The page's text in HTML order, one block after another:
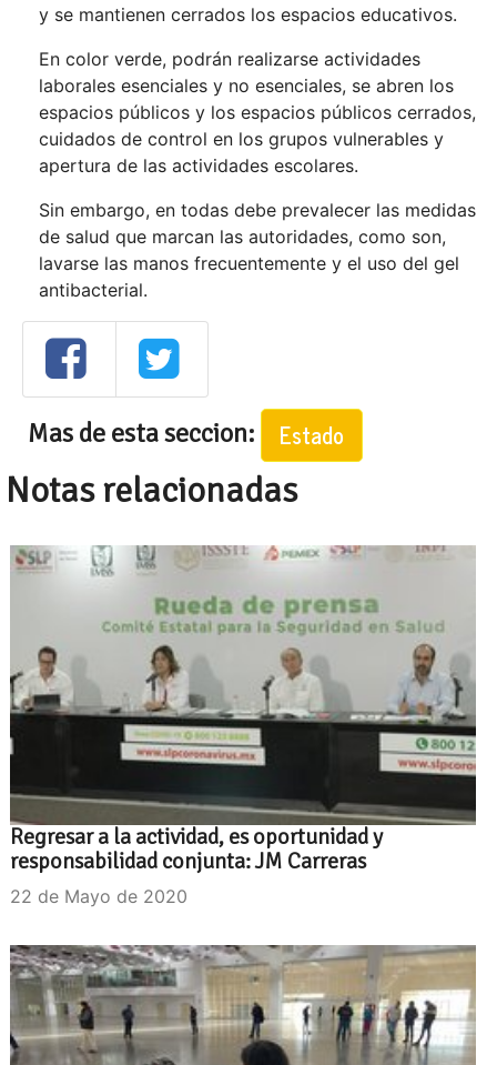
y se mantienen cerrados los espacios educativos.
En color verde, podrán realizarse actividades
laborales esenciales y no esenciales, se abren los
espacios públicos y los espacios públicos cerrados,
cuidados de control en los grupos vulnerables y
apertura de las actividades escolares.
Sin embargo, en todas debe prevalecer las medidas
de salud que marcan las autoridades, como son,
lavarse las manos frecuentemente y el uso del gel
antibacterial.
Mas de esta seccion: Estado
Notas relacionadas
Regresar a la actividad, es oportunidad y
responsabilidad conjunta: JM Carreras
22 de Mayo de 2020